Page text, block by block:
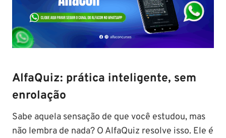
AlfaQuiz: prática inteligente, sem
enrolação
Sabe aquela sensação de que você estudou, mas
não lembra de nada? O AlfaQuiz resolve isso. Ele é